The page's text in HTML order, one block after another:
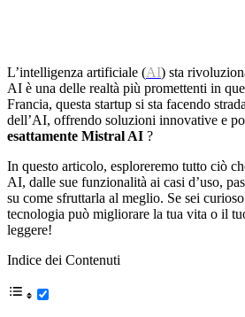
L’intelligenza artificiale (AI) sta
AI è una delle realtà più promettenti in
Francia, questa startup si sta facendo
dell’AI, offrendo soluzioni innovative e
esattamente Mistral AI ?
In questo articolo, esploreremo tutto ciò
AI, dalle sue funzionalità ai casi d’uso,
su come sfruttarla al meglio. Se sei
tecnologia può migliorare la tua vita o il
leggere!
Indice dei Contenuti